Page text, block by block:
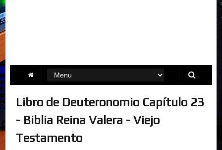
Libro de Deuteronomio Capítulo 23
- Biblia Reina Valera - Viejo
Testamento